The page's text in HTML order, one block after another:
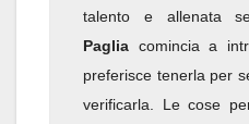
talento e allenata
Paglia comincia a
preferisce tenerla per
verificarla. Le cose